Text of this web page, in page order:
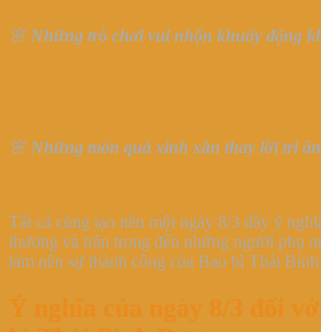
🌸 Những trò chơi vui nhộn khuấy động
🌸 Những món quà xinh xắn thay lời tri ân
Tất cả cùng tạo nên một ngày 8/3 đầy ý
thương và trân trọng đến những người phụ
làm nên sự thành công của Bao bì Thái